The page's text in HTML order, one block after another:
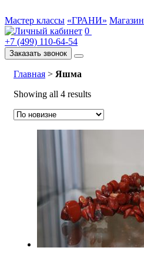
Мастер классы «ГРАНИ» Магазин
0
+7 (499) 110-64-54
Заказать звонок
Главная > Яшма
Showing all 4 results